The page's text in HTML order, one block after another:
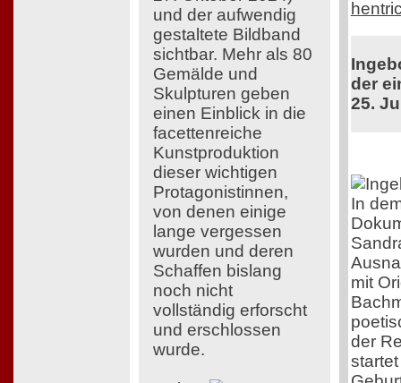
und der aufwendig
gestaltete Bildband
sichtbar. Mehr als 80
Gemälde und
Skulpturen geben
einen Einblick in die
facettenreiche
Kunstproduktion
dieser wichtigen
Protagonistinnen,
von denen einige
lange vergessen
wurden und deren
Schaffen bislang
noch nicht
vollständig erforscht
und erschlossen
wurde.
der
25.
In
mit
der